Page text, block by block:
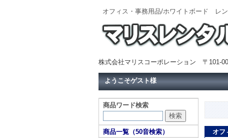
オフィス・事務用品/ホワイトボード レ
株式会社マリスコーポレーション 〒101-
ようこそゲスト様
オフ
商品ワード検索
商品一覧（50音検索）